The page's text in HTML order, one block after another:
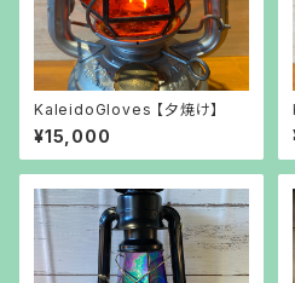
KaleidoGloves 【夕焼け】
¥15,000